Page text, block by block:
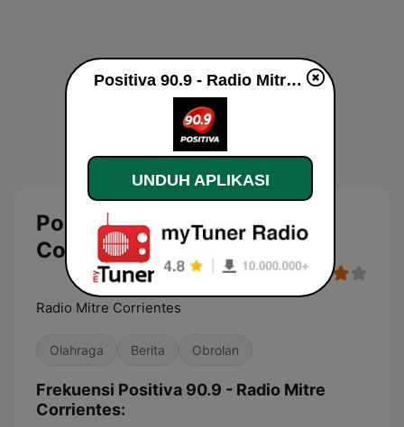
Positiva 90.9 - Radio Mitre
Corrientes
Radio Mitre Corrientes
Olahraga Berita Obrolan
Frekuensi Positiva 90.9 - Radio Mitre
Corrientes:
Positiva 90.9 - Radio Mitre Corrientes live
UNDUH APLIKASI